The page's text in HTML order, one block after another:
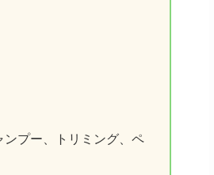
プー、トリミング、ペ